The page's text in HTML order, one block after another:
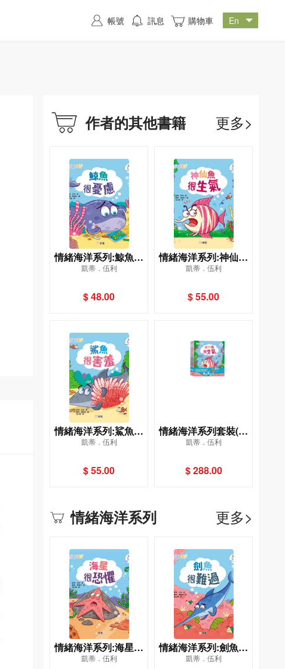
作者的其他書籍 更多>
情緒海洋系列:鯨魚很
憂慮
凱蒂．伍利
$ 48.00
情緒海洋系列:神仙魚
很生氣
凱蒂．伍利
$ 55.00
情緒海洋系列:鯊魚很
害羞
凱蒂．伍利
$ 55.00
情緒海洋系列套裝(一
套6冊)
凱蒂．伍利
$ 288.00
情緒海洋系列 更多>
情緒海洋系列:海星很
恐懼
凱蒂．伍利
情緒海洋系列:劍魚很
難過
凱蒂．伍利
帳號 訊息 購物車